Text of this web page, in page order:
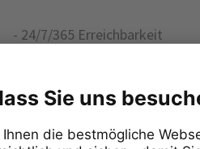
- 24/7/365 Erreichbarkeit
- Zusätzliche Sprachen
- Friendly Follow-Up-Service